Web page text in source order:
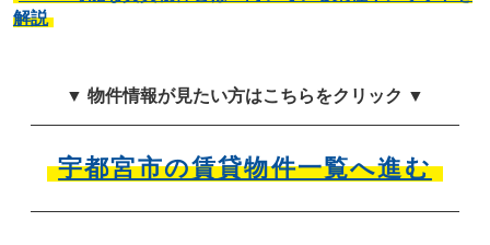
解説
▼ 物件情報が見たい方はこちらをクリック ▼
宇都宮市の賃貸物件一覧へ進む